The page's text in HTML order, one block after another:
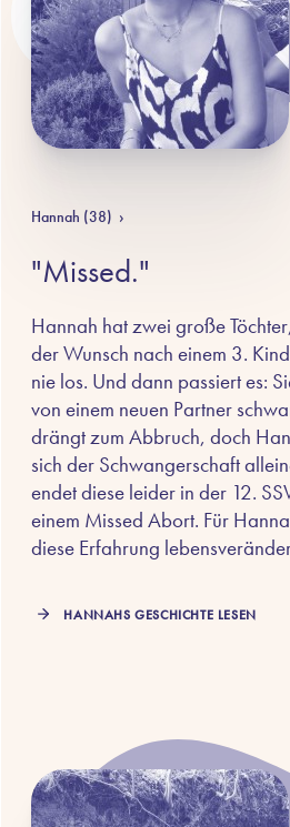
Hannah (38) ›
"Missed."
Hannah hat zwei große
der Wunsch nach einem 3.
nie los. Und dann passiert es:
von einem neuen Partner
drängt zum Abbruch, doch
sich der Schwangerschaft
endet diese leider in der 12.
einem Missed Abort. Für
diese Erfahrung
HANNAHS GESCHICHTE LESEN